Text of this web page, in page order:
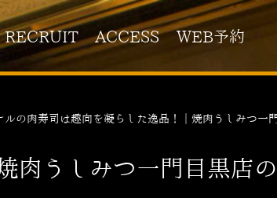
RECRUIT ACCESS WEB予約
ルの肉寿司は趣向を凝らした逸品！｜焼肉うしみつ
肉うしみつ一門目黒店